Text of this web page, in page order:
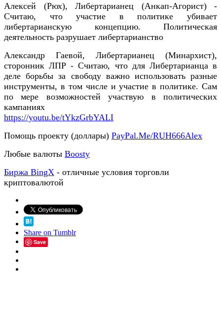
Алексей (Рюх), Либертарианец (Анкап-Агорист) -
Считаю, что участие в политике убивает
либертарианскую концепцию. Политическая
деятельность разрушает либертарианство
Александр Гаевой, Либертарианец (Минархист),
сторонник ЛПР - Считаю, что для Либертарианца в
деле борьбы за свободу важно использовать разные
инструменты, в том числе и участие в политике. Сам
по мере возможностей участвую в политических
кампаниях
https://youtu.be/tYkzGrbYALI
Помощь проекту (доллары) PayPal.Me/RUH666Alex
Любые валюты Boosty
Биржа BingX - отличные условия торговли
криптовалютой
Share on Tumblr
Save